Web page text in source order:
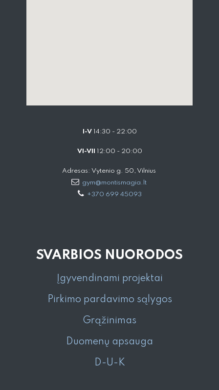
I-V14:30 - 22:00
VI-VII 12:00 - 20:00
Adresas: Vytenio g. 50, Vilnius
gym@montismagia.lt
+370 699 45093
SVARBIOS NUORODOS
Įgyvendinami projektai
Pirkimo pardavimo sąlygos
Grąžinimas
Duomenų apsauga
D-U-K